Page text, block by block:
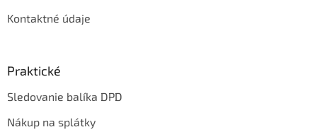
Kontaktné údaje
Praktické
Sledovanie balíka DPD
Nákup na splátky